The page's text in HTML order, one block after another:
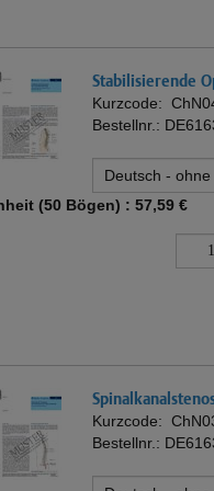
Stabilisierende
Kurzcode:
Bestellnr.:
(50 Bögen) : 57,59 €
Kurzcode:
Bestellnr.: